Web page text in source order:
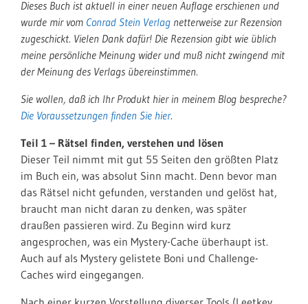
Dieses Buch ist aktuell in einer neuen Auflage erschienen und
wurde mir vom Conrad Stein Verlag netterweise zur Rezension
zugeschickt. Vielen Dank dafür! Die Rezension gibt wie üblich
meine persönliche Meinung wider und muß nicht zwingend mit
der Meinung des Verlags übereinstimmen.
Sie wollen, daß ich Ihr Produkt hier in meinem Blog bespreche?
Die Voraussetzungen finden Sie hier.
Teil 1 – Rätsel finden, verstehen und lösen
Dieser Teil nimmt mit gut 55 Seiten den größten Platz
im Buch ein, was absolut Sinn macht. Denn bevor man
das Rätsel nicht gefunden, verstanden und gelöst hat,
braucht man nicht daran zu denken, was später
draußen passieren wird. Zu Beginn wird kurz
angesprochen, was ein Mystery-Cache überhaupt ist.
Auch auf als Mystery gelistete Boni und Challenge-
Caches wird eingegangen.